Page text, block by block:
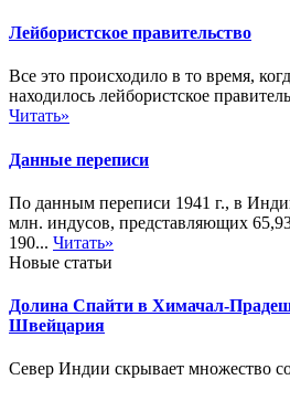
Лейбористское правительство
Все это происходило в то время,
находилось лейбористское
Читать»
Данные переписи
По данным переписи 1941 г., в
млн. индусов, представляющих
190... Читать»
Новые статьи
Долина Спайти в Химачал-
Швейцария
Север Индии скрывает множество